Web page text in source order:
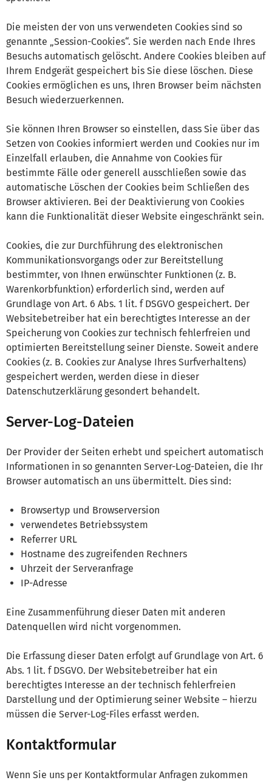
Die meisten der von uns verwendeten Cookies sind so
genannte „Session-Cookies“. Sie werden nach Ende Ihres
Besuchs automatisch gelöscht. Andere Cookies bleiben auf
Ihrem Endgerät gespeichert bis Sie diese löschen. Diese
Cookies ermöglichen es uns, Ihren Browser beim nächsten
Besuch wiederzuerkennen.
Sie können Ihren Browser so einstellen, dass Sie über das
Setzen von Cookies informiert werden und Cookies nur im
Einzelfall erlauben, die Annahme von Cookies für
bestimmte Fälle oder generell ausschließen sowie das
automatische Löschen der Cookies beim Schließen des
Browser aktivieren. Bei der Deaktivierung von Cookies
kann die Funktionalität dieser Website eingeschränkt sein.
Cookies, die zur Durchführung des elektronischen
Kommunikationsvorgangs oder zur Bereitstellung
bestimmter, von Ihnen erwünschter Funktionen (z. B.
Warenkorbfunktion) erforderlich sind, werden auf
Grundlage von Art. 6 Abs. 1 lit. f DSGVO gespeichert. Der
Websitebetreiber hat ein berechtigtes Interesse an der
Speicherung von Cookies zur technisch fehlerfreien und
optimierten Bereitstellung seiner Dienste. Soweit andere
Cookies (z. B. Cookies zur Analyse Ihres Surfverhaltens)
gespeichert werden, werden diese in dieser
Datenschutzerklärung gesondert behandelt.
Server-Log-Dateien
Der Provider der Seiten erhebt und speichert automatisch
Informationen in so genannten Server-Log-Dateien, die Ihr
Browser automatisch an uns übermittelt. Dies sind:
Browsertyp und Browserversion
verwendetes Betriebssystem
Referrer URL
Hostname des zugreifenden Rechners
Uhrzeit der Serveranfrage
IP-Adresse
Eine Zusammenführung dieser Daten mit anderen
Datenquellen wird nicht vorgenommen.
Die Erfassung dieser Daten erfolgt auf Grundlage von Art. 6
Abs. 1 lit. f DSGVO. Der Websitebetreiber hat ein
berechtigtes Interesse an der technisch fehlerfreien
Darstellung und der Optimierung seiner Website – hierzu
müssen die Server-Log-Files erfasst werden.
Kontaktformular
Wenn Sie uns per Kontaktformular Anfragen zukommen